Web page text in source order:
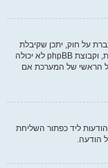
על חוק, יתכן שקיבלת
אזהרה. שים לב כי זוהי החלטת המנהל הראשי של המערכת, וקבוצת phpBB לא יכולה
הראשי של המערכת אם
ליד כפתור השליחת
הודעה.